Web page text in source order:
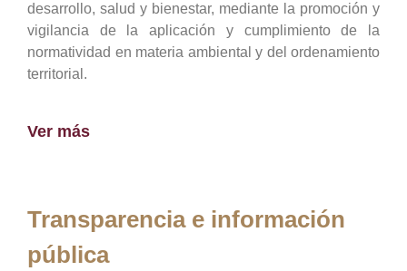
desarrollo, salud y bienestar, mediante la promoción y
vigilancia de la aplicación y cumplimiento de la
normatividad en materia ambiental y del ordenamiento
territorial.
Ver más
Transparencia e información
pública